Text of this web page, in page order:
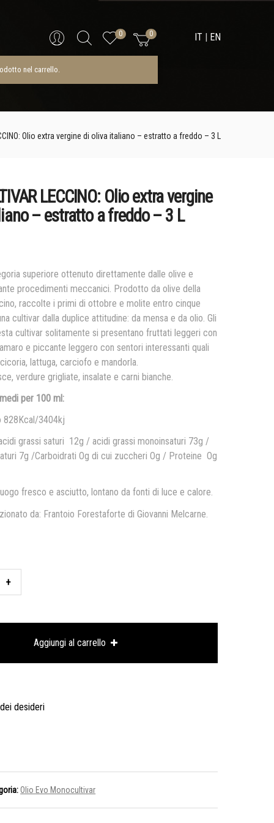
Search
0 0
nel carrello.
IT | EN
Olio extra vergine di oliva italiano – estratto a freddo – 3 L
LECCINO: Olio extra vergine
– estratto a freddo – 3 L
superiore ottenuto direttamente dalle olive e
procedimenti meccanici. Prodotto da olive della
raccolte i primi di ottobre e molite entro cinque
cultivar dalla duplice attitudine: da mensa e da olio. Gli
cultivar solitamente si presentano fruttati leggeri con
e piccante leggero con sentori interessanti quali
lattuga, carciofo e mandorla.
verdure grigliate, insalate e carni bianche.
per 100 ml:
828Kcal/3404kj
grassi saturi 12g / acidi grassi monoinsaturi 73g /
7g /Carboidrati Og di cui zuccheri Og / Proteine Og
fresco e asciutto, lontano da fonti di luce e calore.
da: Frantoio Forestaforte di Giovanni Melcarne.
Aggiungi al carrello
desideri
Olio Evo Monocultivar